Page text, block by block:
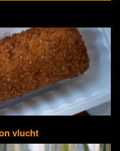
vlucht